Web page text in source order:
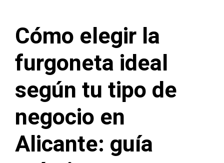
Cómo elegir la
furgoneta ideal
según tu tipo de
negocio en
Alicante: guía